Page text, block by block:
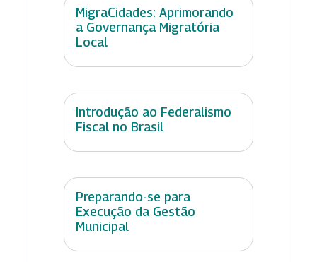
MigraCidades: Aprimorando
a Governança Migratória
Local
Introdução ao Federalismo
Fiscal no Brasil
Preparando-se para
Execução da Gestão
Municipal